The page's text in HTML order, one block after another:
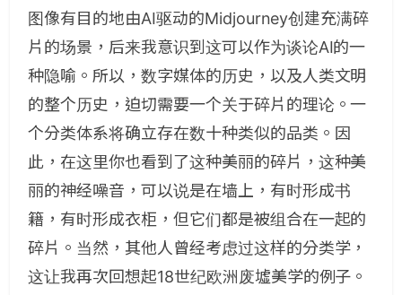
图像有目的地由AI驱动的Midjourney创建充满碎
片的场景，后来我意识到这可以作为谈论AI的一
种隐喻。所以，数字媒体的历史，以及人类文明
的整个历史，迫切需要一个关于碎片的理论。一
个分类体系将确立存在数十种类似的品类。因
此，在这里你也看到了这种美丽的碎片，这种美
丽的神经噪音，可以说是在墙上，有时形成书
籍，有时形成衣柜，但它们都是被组合在一起的
碎片。当然，其他人曾经考虑过这样的分类学，
这让我再次回想起18世纪欧洲废墟美学的例子。